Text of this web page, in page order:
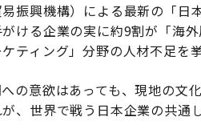
振興機構）による最新の「日
ける企業の実に約9割が「海
ケティング」分野の人材不足を
の意欲はあっても、現地の文
、世界で戦う日本企業の共通